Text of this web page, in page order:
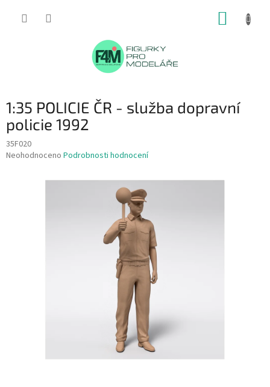
1:35 POLICIE ČR - služba dopravní
policie 1992
35F020
Průměrné
Neohodnoceno Podrobnosti hodnocení